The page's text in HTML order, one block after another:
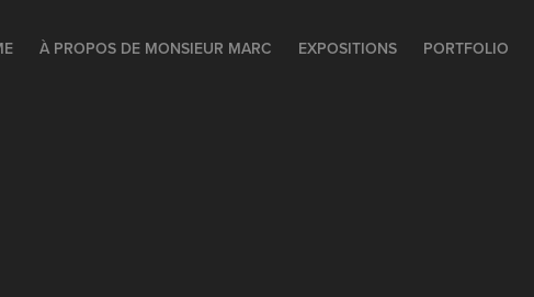
À PROPOS DE MONSIEUR MARC EXPOSITIONS PORTFOLIO